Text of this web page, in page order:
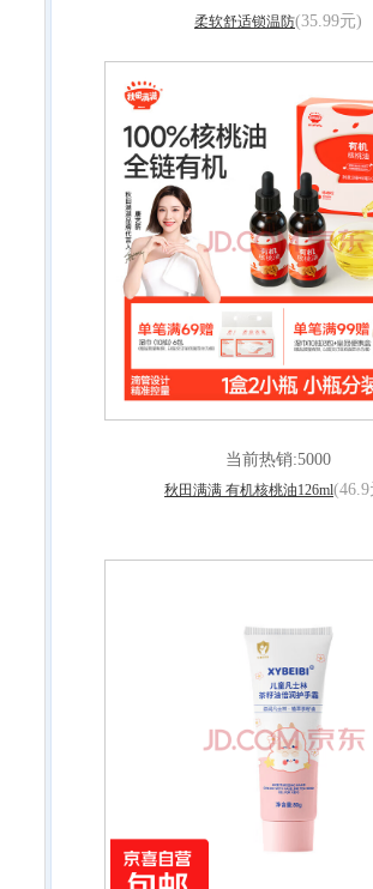
柔软舒适锁温防(35.99元)
当前热销:5000
秋田满满 有机核桃油126ml(46.9